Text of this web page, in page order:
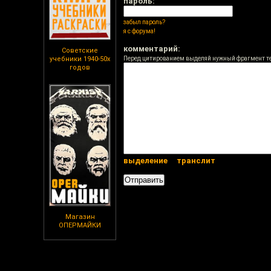
Советские
учебники 1940-50х
годов
Магазин
ОПЕРМАЙКИ
забыл пароль?
я с форума!
комментарий:
Перед цитированием выделяй нужный фрагмент
выделение транслит